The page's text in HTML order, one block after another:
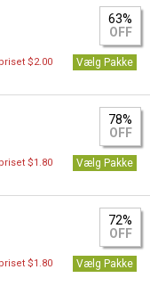
63%
OFF
$2.00 Vælg Pakke
78%
OFF
$1.80 Vælg Pakke
72%
OFF
$1.80 Vælg Pakke